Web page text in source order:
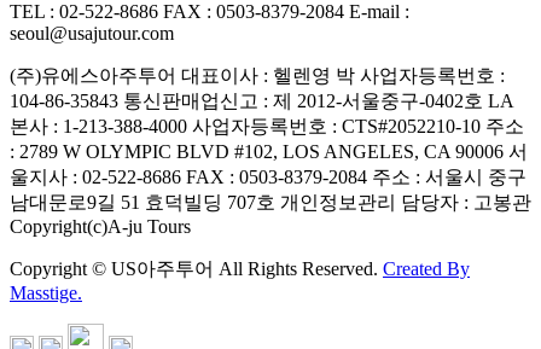
TEL : 02-522-8686 FAX : 0503-8379-2084 E-mail :
seoul@usajutour.com
(주)유에스아주투어 대표이사 : 헬렌영 박 사업자등록번호 :
104-86-35843 통신판매업신고 : 제 2012-서울중구-0402호 LA
본사 : 1-213-388-4000 사업자등록번호 : CTS#2052210-10 주소
: 2789 W OLYMPIC BLVD #102, LOS ANGELES, CA 90006 서
울지사 : 02-522-8686 FAX : 0503-8379-2084 주소 : 서울시 중구
남대문로9길 51 효덕빌딩 707호 개인정보관리 담당자 : 고봉관
Copyright(c)A-ju Tours
Copyright © US아주투어 All Rights Reserved. Created By
Masstige.